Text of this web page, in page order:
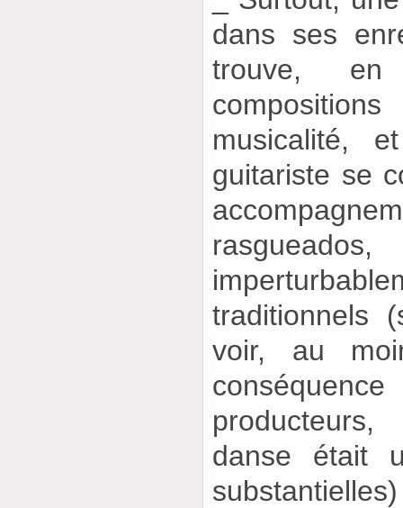
dans ses
trouve, en
musicalité,
guitariste se
traditionnels
voir, au
danse était